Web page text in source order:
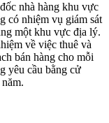
nhà hàng khu vực
có nhiệm vụ giám sát
một khu vực địa lý.
về việc thuê và
bán hàng cho mỗi
yêu cầu bằng cử